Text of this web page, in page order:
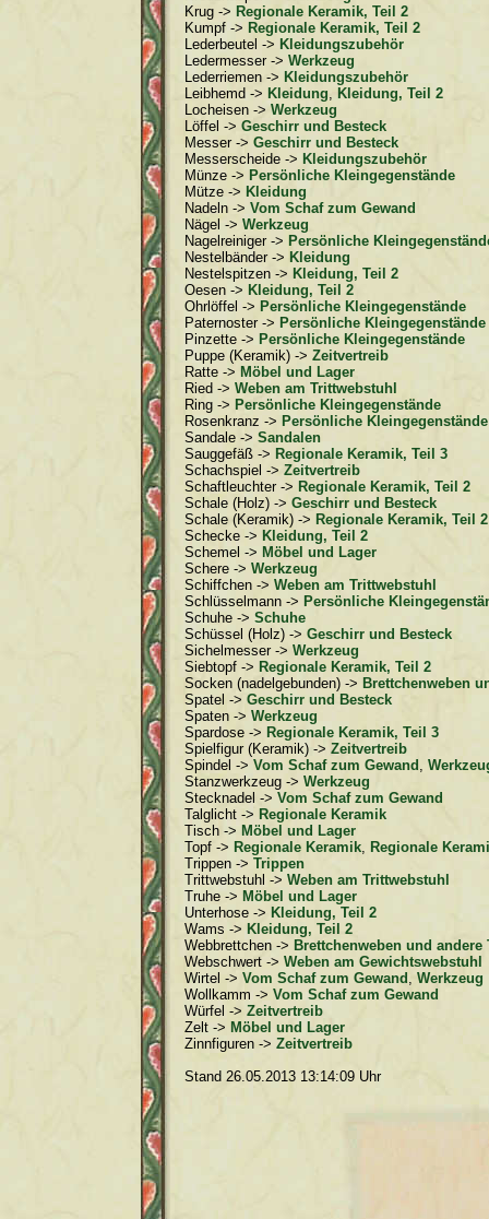
Krug -> Regionale Keramik, Teil 2
Kumpf -> Regionale Keramik, Teil 2
Lederbeutel -> Kleidungszubehör
Ledermesser ->Werkzeug
Lederriemen -> Kleidungszubehör
Leibhemd -> Kleidung, Kleidung, Teil 2
Locheisen ->Werkzeug
Löffel ->Geschirr und Besteck
Messer ->Geschirr und Besteck
Messerscheide -> Kleidungszubehör
Münze -> Persönliche Kleingegenstände
Mütze -> Kleidung
Nadeln ->Vom Schaf zum Gewand
Nägel ->Werkzeug
Nagelreiniger -> Persönliche
Nestelbänder -> Kleidung
Nestelspitzen -> Kleidung, Teil 2
Oesen -> Kleidung, Teil 2
Ohrlöffel -> Persönliche Kleingegenstände
Paternoster -> Persönliche Kleingegenstände
Pinzette -> Persönliche Kleingegenstände
Puppe (Keramik) ->Zeitvertreib
Ratte -> Möbel und Lager
Ried ->Weben am Trittwebstuhl
Ring -> Persönliche Kleingegenstände
Rosenkranz -> Persönliche Kleingegenstände
Sandale ->Sandalen
Sauggefäß -> Regionale Keramik, Teil 3
Schachspiel ->Zeitvertreib
Schaftleuchter -> Regionale Keramik, Teil 2
Schale (Holz) ->Geschirr und Besteck
Schale (Keramik) -> Regionale Keramik, Teil 2
Schecke -> Kleidung, Teil 2
Schemel -> Möbel und Lager
Schere ->Werkzeug
Schiffchen ->Weben am Trittwebstuhl
Schlüsselmann -> Persönliche
Schuhe ->Schuhe
Schüssel (Holz) ->Geschirr und Besteck
Sichelmesser ->Werkzeug
Siebtopf -> Regionale Keramik, Teil 2
Socken (nadelgebunden) -> Brettchenweben
Spatel ->Geschirr und Besteck
Spaten ->Werkzeug
Spardose -> Regionale Keramik, Teil 3
Spielfigur (Keramik) ->Zeitvertreib
Spindel ->Vom Schaf zum Gewand ,
Stanzwerkzeug ->Werkzeug
Stecknadel ->Vom Schaf zum Gewand
Talglicht -> Regionale Keramik
Tisch -> Möbel und Lager
Topf -> Regionale Keramik, Regionale
Trippen ->Trippen
Trittwebstuhl ->Weben am Trittwebstuhl
Truhe -> Möbel und Lager
Unterhose -> Kleidung, Teil 2
Wams -> Kleidung, Teil 2
Webbrettchen -> Brettchenweben und andere
Webschwert ->Weben am Gewichtswebstuhl
Wirtel ->Vom Schaf zum Gewand ,Werkzeug
Wollkamm ->Vom Schaf zum Gewand
Würfel ->Zeitvertreib
Zelt -> Möbel und Lager
Zinnfiguren ->Zeitvertreib
Stand 26.05.2013 13:14:09 Uhr